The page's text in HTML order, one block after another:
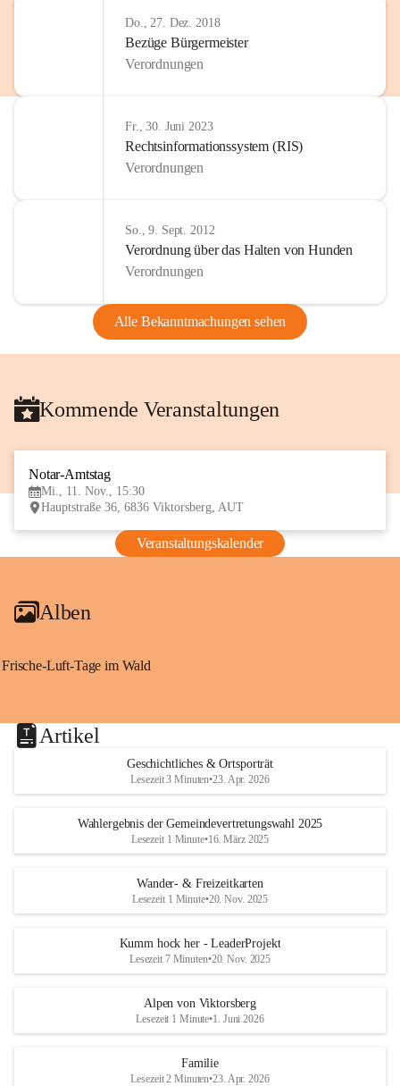
Do., 27. Dez. 2018
Bezüge Bürgermeister
Verordnungen
Fr., 30. Juni 2023
Rechtsinformationssystem (RIS)
Verordnungen
So., 9. Sept. 2012
Verordnung über das Halten von Hunden
Verordnungen
Alle Bekanntmachungen sehen
Kommende Veranstaltungen
Notar-Amtstag
Mi., 11. Nov., 15:30
Hauptstraße 36, 6836 Viktorsberg, AUT
Veranstaltungskalender
Alben
Frische-Luft-Tage im Wald
Artikel
Geschichtliches & Ortsporträt
Lesezeit 3 Minuten•23. Apr. 2026
Wahlergebnis der Gemeindevertretungswahl 2025
Lesezeit 1 Minute•16. März 2025
Wander- & Freizeitkarten
Lesezeit 1 Minute•20. Nov. 2025
Kumm hock her - LeaderProjekt
Lesezeit 7 Minuten•20. Nov. 2025
Alpen von Viktorsberg
Lesezeit 1 Minute•1. Juni 2026
Familie
Lesezeit 2 Minuten•23. Apr. 2026